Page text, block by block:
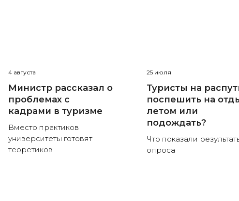
4 августа
Министр рассказал о
проблемах с
кадрами в туризме
Вместо практиков
университеты готовят
теоретиков
25 июля
Туристы на
поспешить на
летом или
подождать?
Что показали
опроса